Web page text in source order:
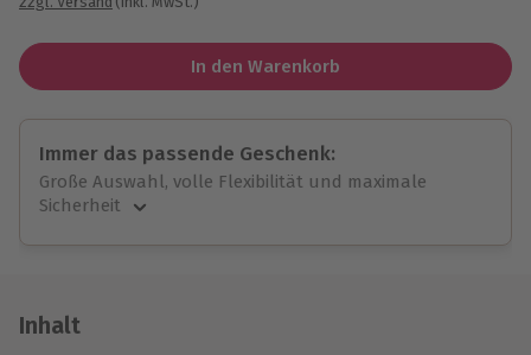
In den Warenkorb
Immer das passende Geschenk:
Große Auswahl, volle Flexibilität und maximale
Sicherheit
Jeder Gutschein für alle Erlebnisse einlösbar.
Inhalt